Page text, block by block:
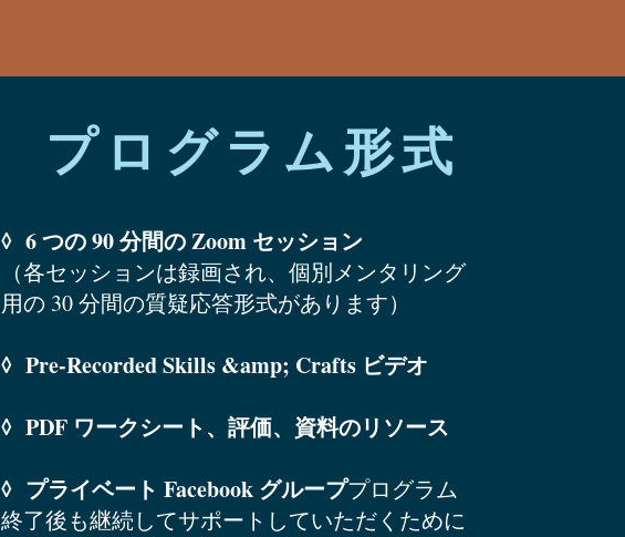
プログラム形式
◊ 6 つの 90 分間の Zoom セッション
（各セッションは録画され、個別メンタリング
用の 30 分間の質疑応答形式があります）
◊ Pre-Recorded Skills &amp; Crafts ビデオ
◊ PDF ワークシート、評価、資料のリソース
◊ プライベート Facebook グループプログラム
終了後も継続してサポートしていただくために